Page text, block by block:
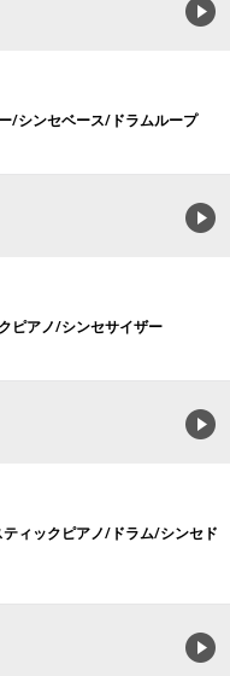
/シンセベース/ドラムループ
ピアノ/シンセサイザー
ィックピアノ/ドラム/シンセド